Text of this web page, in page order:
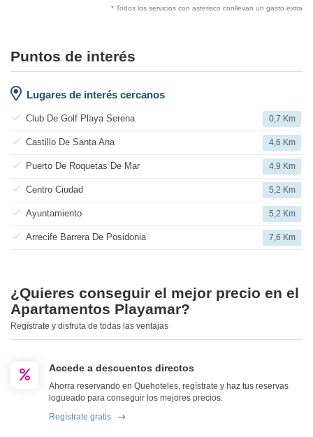
* Todos los servicios con asterisco conllevan un gasto extra
Puntos de interés
Lugares de interés cercanos
Club De Golf Playa Serena 0,7 Km
Castillo De Santa Ana 4,6 Km
Puerto De Roquetas De Mar 4,9 Km
Centro Ciudad 5,2 Km
Ayuntamiento 5,2 Km
Arrecife Barrera De Posidonia 7,6 Km
¿Quieres conseguir el mejor precio en el
Apartamentos Playamar?
Regístrate y disfruta de todas las ventajas
Accede a descuentos directos
Ahorra reservando en Quehoteles, regístrate y haz tus reservas
logueado para conseguir los mejores precios.
Regístrate gratis